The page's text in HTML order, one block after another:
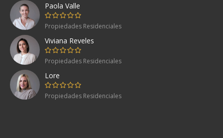
Paola Valle
Propiedades Residenciales
Viviana Reveles
Propiedades Residenciales
Lore
Propiedades Residenciales